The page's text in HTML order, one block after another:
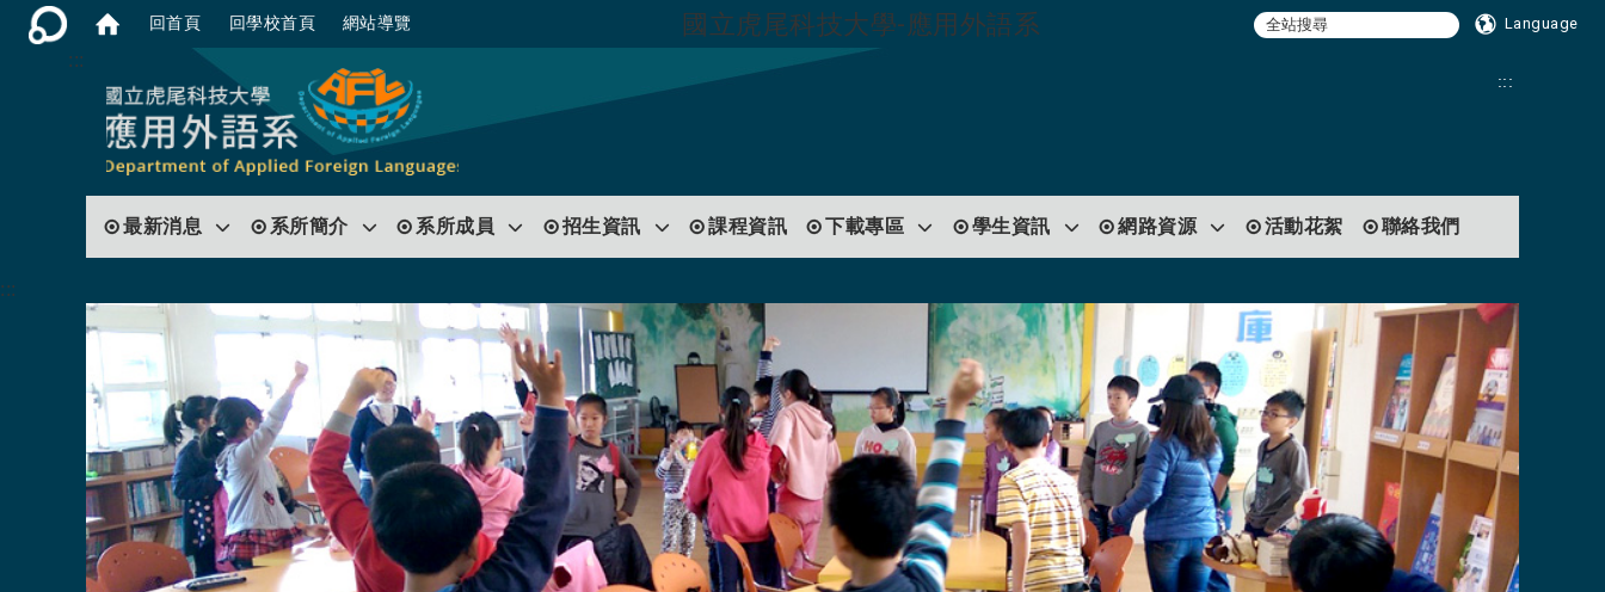
回首頁 回學校首頁 網站導覽 國立虎尾科技大學-應用外語系 Language
跳到主要內容 :::
:::
最新消息 系所簡介 系所成員 招生資訊 課程資訊 下載專區 學生資訊 網路資源 活動花絮 聯絡我們
:::